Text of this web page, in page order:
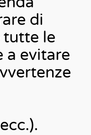
di
le
a evitare